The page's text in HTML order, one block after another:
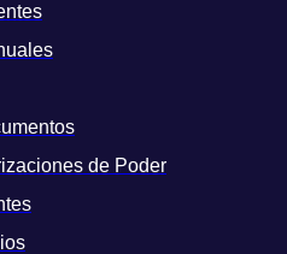
de Poder